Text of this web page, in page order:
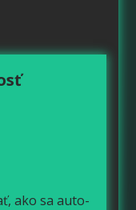
ako sa auto-